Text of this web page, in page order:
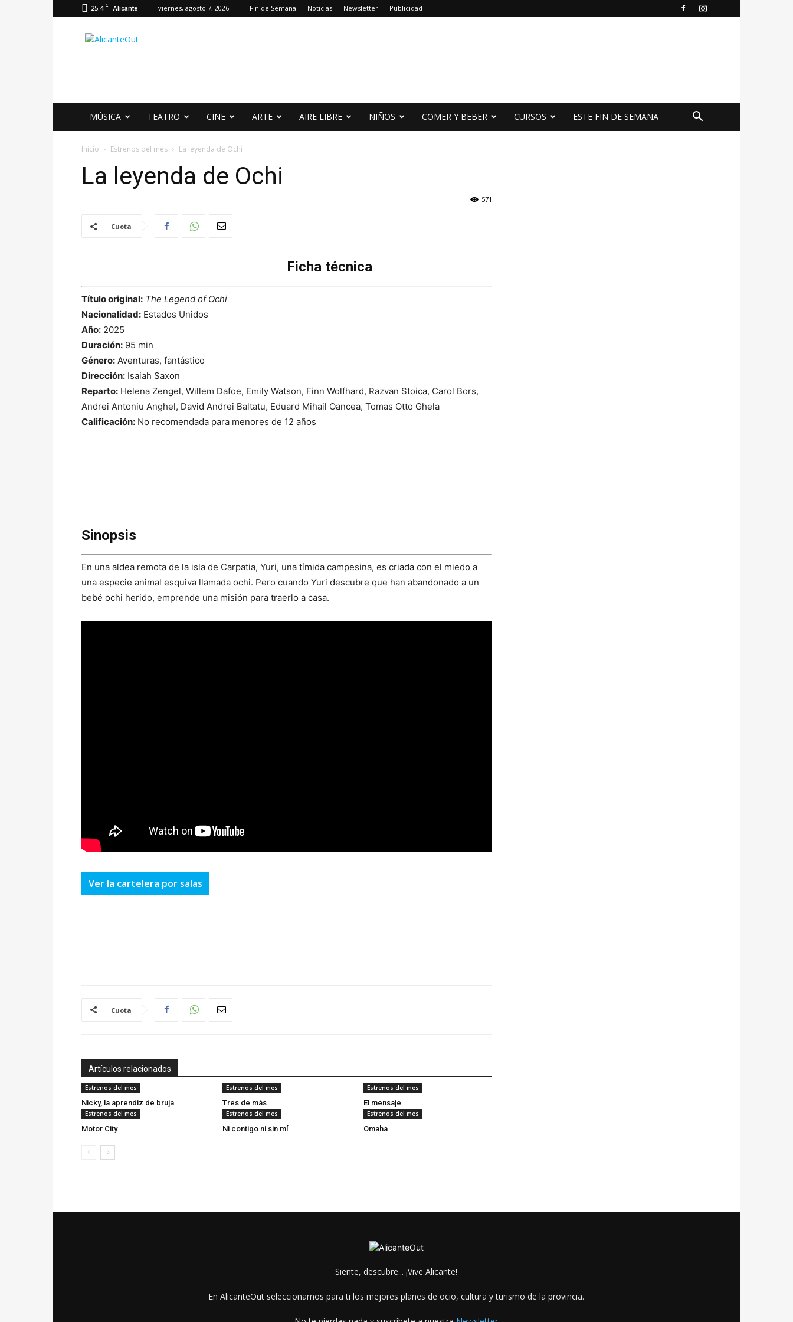
25.4 C Alicante viernes, agosto 7, 2026 Fin de Semana Noticias Newsletter Publicidad
AlicanteOut
MÚSICA TEATRO CINE ARTE AIRE LIBRE NIÑOS COMER Y BEBER CURSOS ESTE FIN DE SEMANA
Inicio Estrenos del mes La leyenda de Ochi
La leyenda de Ochi
571
Cuota
Ficha técnica
Título original: The Legend of Ochi
Nacionalidad: Estados Unidos
Año: 2025
Duración: 95 min
Género: Aventuras, fantástico
Dirección: Isaiah Saxon
Reparto: Helena Zengel, Willem Dafoe, Emily Watson, Finn Wolfhard, Razvan Stoica, Carol Bors,
Andrei Antoniu Anghel, David Andrei Baltatu, Eduard Mihail Oancea, Tomas Otto Ghela
Calificación: No recomendada para menores de 12 años
Sinopsis
En una aldea remota de la isla de Carpatia, Yuri, una tímida campesina, es criada con el miedo a
una especie animal esquiva llamada ochi. Pero cuando Yuri descubre que han abandonado a un
bebé ochi herido, emprende una misión para traerlo a casa.
Ver la cartelera por salas
Cuota
Artículos relacionados
Estrenos del mes
Nicky, la aprendiz de bruja
Estrenos del mes
Tres de más
Estrenos del mes
El mensaje
Estrenos del mes
Motor City
Estrenos del mes
Ni contigo ni sin mí
Estrenos del mes
Omaha
Siente, descubre... ¡Vive Alicante!
En AlicanteOut seleccionamos para ti los mejores planes de ocio, cultura y turismo de la provincia.